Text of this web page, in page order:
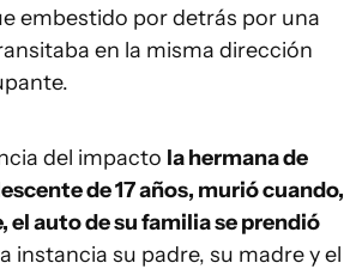
embestido por detrás por una
en la misma dirección
del impacto la hermana de
de 17 años, murió cuando,
el auto de su familia se prendió
instancia su padre, su madre y el